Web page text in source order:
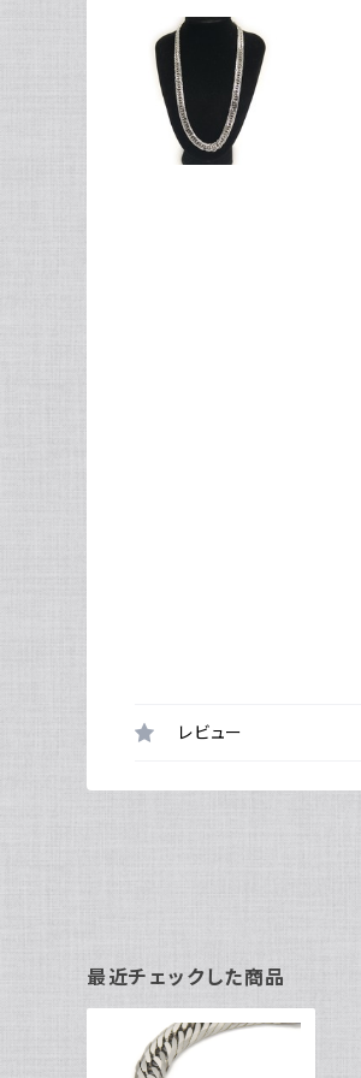
レビュー
最近チェックした商品